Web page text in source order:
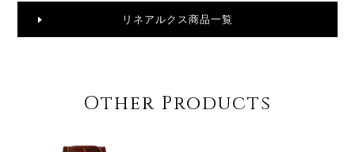
リネアルクス商品一覧
Other Products